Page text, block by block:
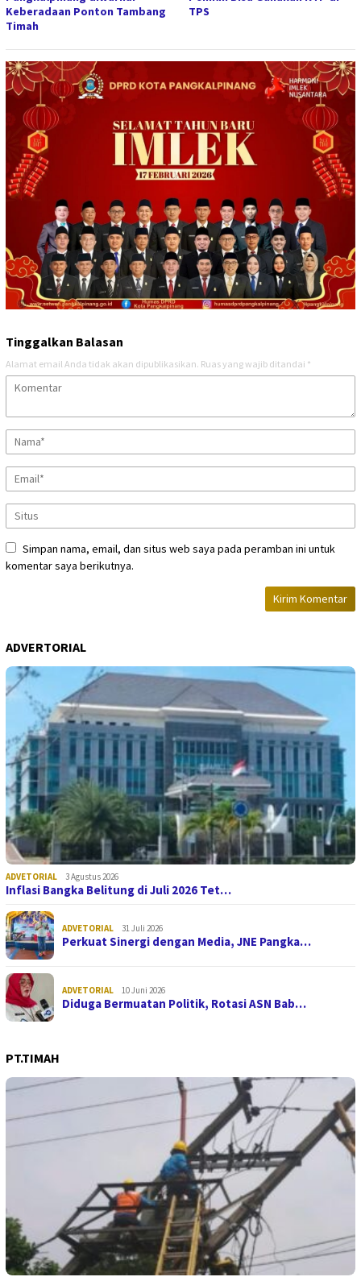
Keberadaan Ponton Tambang
Timah
TPS
Tinggalkan Balasan
Alamat email Anda tidak akan dipublikasikan. Ruas yang wajib ditandai *
Simpan nama, email, dan situs web saya pada peramban ini untuk
komentar saya berikutnya.
ADVERTORIAL
ADVETORIAL 3 Agustus 2026
Inflasi Bangka Belitung di Juli 2026 Tet…
ADVETORIAL 31 Juli 2026
Perkuat Sinergi dengan Media, JNE Pangka…
ADVETORIAL 10 Juni 2026
Diduga Bermuatan Politik, Rotasi ASN Bab…
PT.TIMAH